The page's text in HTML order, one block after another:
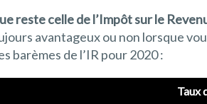
reste celle de l’Impôt sur le
avantageux ou non lorsque
barèmes de l’IR pour 2020 :
Taux